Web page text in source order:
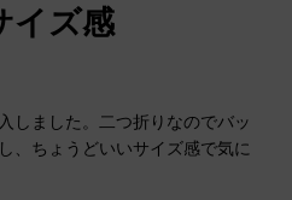
イズ感
しました。二つ折りなのでバッ
、ちょうどいいサイズ感で気に